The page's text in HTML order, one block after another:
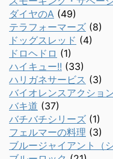
ダイヤのA (49)
テラフォーマーズ (8)
ドッグスレッド (4)
ドロヘドロ (1)
ハイキュー!! (33)
ハリガネサービス (3)
バイオレンスアクショ
バキ道 (37)
バチバチシリーズ (1)
フェルマーの料理 (3)
ブルージャイアント（